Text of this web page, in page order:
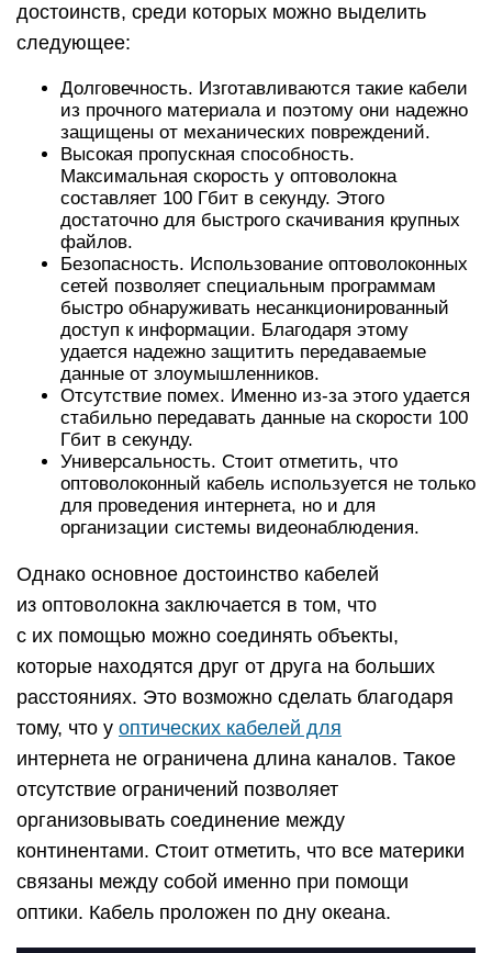
достоинств, среди которых можно выделить
следующее:
Долговечность. Изготавливаются такие кабели
из прочного материала и поэтому они надежно
защищены от механических повреждений.
Высокая пропускная способность.
Максимальная скорость у оптоволокна
составляет 100 Гбит в секунду. Этого
достаточно для быстрого скачивания крупных
файлов.
Безопасность. Использование оптоволоконных
сетей позволяет специальным программам
быстро обнаруживать несанкционированный
доступ к информации. Благодаря этому
удается надежно защитить передаваемые
данные от злоумышленников.
Отсутствие помех. Именно из-за этого удается
стабильно передавать данные на скорости 100
Гбит в секунду.
Универсальность. Стоит отметить, что
оптоволоконный кабель используется не только
для проведения интернета, но и для
организации системы видеонаблюдения.
Однако основное достоинство кабелей
из оптоволокна заключается в том, что
с их помощью можно соединять объекты,
которые находятся друг от друга на больших
расстояниях. Это возможно сделать благодаря
тому, что у оптических кабелей для
интернета не ограничена длина каналов. Такое
отсутствие ограничений позволяет
организовывать соединение между
континентами. Стоит отметить, что все материки
связаны между собой именно при помощи
оптики. Кабель проложен по дну океана.